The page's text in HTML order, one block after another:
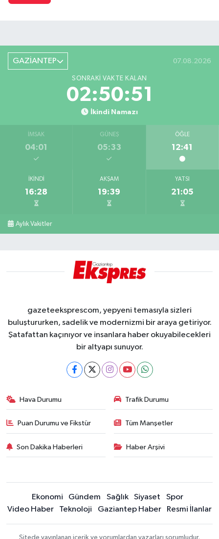
GAZİANTEP 07.08.2026
SONRAKI VAKTE KALAN
02:50:50
İkindi Namazı
İMSAK
04:01
GÜNEŞ
05:33
ÖĞLE
12:41
İKINDI
16:28
AKŞAM
19:39
YATSI
21:05
Aylık Vakitler
gazeteeksprescom, yepyeni temasıyla sizleri
buluştururken, sadelik ve modernizmi bir araya getiriyor.
Şatafattan kaçınıyor ve insanlara haber okuyabilecekleri
bir altyapı sunuyor.
Hava Durumu Trafik Durumu
Puan Durumu ve Fikstür Tüm Manşetler
Son Dakika Haberleri Haber Arşivi
Ekonomi Gündem Sağlık Siyaset
Spor
Video Haber
Teknoloji Gaziantep Haber Resmi İlanlar